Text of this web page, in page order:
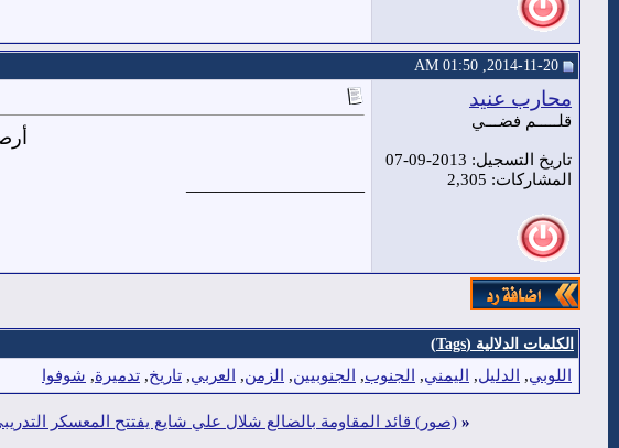
محارب عنيد
قلـــــم فضـــي
تاريخ التسجيل: 2013-09-07
المشاركات: 2,305
الكلمات الدلالية (Tags)
اللوبي, الدليل, اليمني, الجنوب, الجنوبيين, الزمن, العربي, تاريخ, تدميرة, شوفوا
« (صور) قائد المقاومة بالضالع شلال علي شايع يفتتح المعسكر